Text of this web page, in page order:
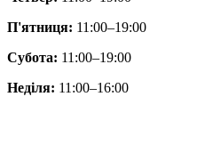
П'ятниця: 11:00–19:00
Субота: 11:00–19:00
Неділя: 11:00–16:00